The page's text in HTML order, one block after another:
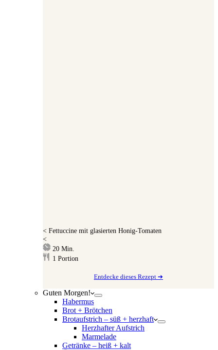
< Fettuccine mit glasierten Honig-Tomaten
<
20Minuten
Min.
1 Portion
Entdecke dieses Rezept ➔
Guten Morgen!
Habermus
Brot + Brötchen
Brotaufstrich – süß + herzhaft
Herzhafter Aufstrich
Marmelade
Getränke – heiß + kalt